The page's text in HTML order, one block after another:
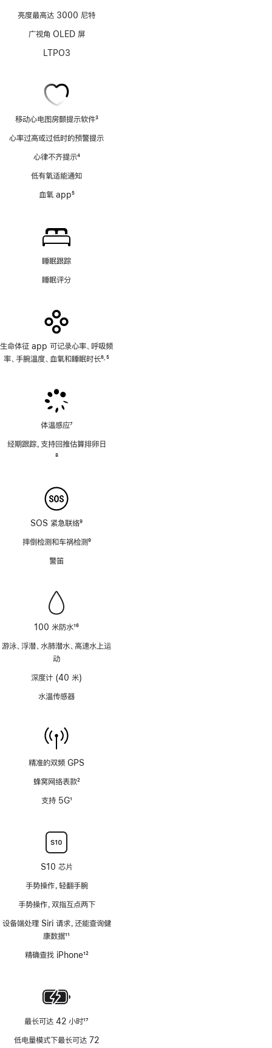
亮度最高达 3000 尼特
广视角 OLED 屏
LTPO3
移动心电图房颤提示软件3
心率过高或过低时的预警提示
心律不齐提示4
低有氧适能通知
血氧 app5
睡眠跟踪
睡眠评分
生命体征 app 可记录心率、呼吸频
率、手腕温度、血氧和睡眠时长6 5
体温感应7
经期跟踪，支持回推估算排卵日
8
SOS 紧急联络9
摔倒检测和车祸检测9
警笛
100 米防水16
游泳、浮潜、水肺潜水、高速水上运
动
深度计 (40 米)
水温传感器
精准的双频 GPS
蜂窝网络表款2
支持 5G1
S10 芯片
手势操作，轻翻手腕
手势操作，双指互点两下
设备端处理 Siri 请求，还能查询健
康数据11
精确查找 iPhone12
最长可达 42 小时17
低电量模式下最长可达 72